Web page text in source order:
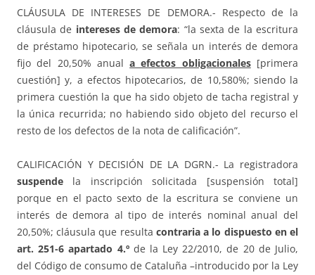
CLÁUSULA DE INTERESES DE DEMORA.- Respecto de la
cláusula de intereses de demora: “la sexta de la escritura
de préstamo hipotecario, se señala un interés de demora
fijo del 20,50% anuala efectos obligacionales[primera
cuestión] y, a efectos hipotecarios, de 10,580%; siendo la
primera cuestión la que ha sido objeto de tacha registral y
la única recurrida; no habiendo sido objeto del recurso el
resto de los defectos de la nota de calificación”.
CALIFICACIÓN Y DECISIÓN DE LA DGRN.- La registradora
suspende la inscripción solicitada [suspensión total]
porque en el pacto sexto de la escritura se conviene un
interés de demora al tipo de interés nominal anual del
20,50%; cláusula que resulta contraria a lo dispuesto en el
art. 251-6 apartado 4.ºde la Ley 22/2010, de 20 de Julio,
del Código de consumo de Cataluña –introducido por la Ley